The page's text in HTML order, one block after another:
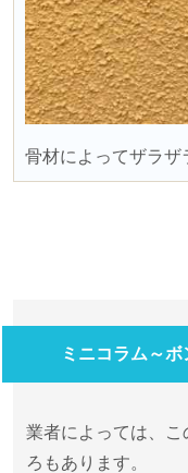
骨材によってザラザ
ミニコラム～
業者によっては、こ
ろもあります。